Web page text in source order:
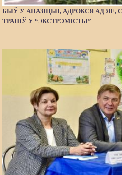
БЫЎ У АПАЗІЦЫІ, АДРОКСЯ АД ЯЕ,
ТРАПІЎ У “ЭКСТРЭМІСТЫ”